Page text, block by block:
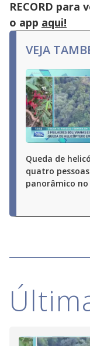
RECORD para
o app aqui!
VEJA
Queda de
quatro
panorâmico no